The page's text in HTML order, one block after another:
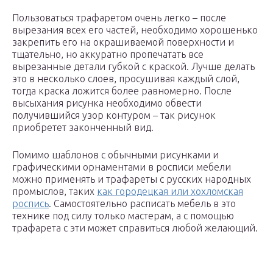
Пользоваться трафаретом очень легко – после
вырезания всех его частей, необходимо хорошенько
закрепить его на окрашиваемой поверхности и
тщательно, но аккуратно пропечатать все
вырезанные детали губкой с краской. Лучше делать
это в несколько слоев, просушивая каждый слой,
тогда краска ложится более равномерно. После
высыхания рисунка необходимо обвести
получившийся узор контуром – так рисунок
приобретет законченный вид.
Помимо шаблонов с обычными рисунками и
графическими орнаментами в росписи мебели
можно применять и трафареты с русских народных
промыслов, таких как городецкая или хохломская
роспись. Самостоятельно расписать мебель в это
технике под силу только мастерам, а с помощью
трафарета с эти может справиться любой желающий.